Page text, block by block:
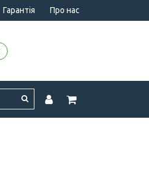
Гарантія Про нас